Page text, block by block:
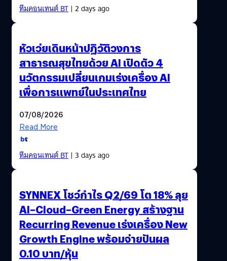
ทีมคอนเทนต์ BT| 2 days ago
หัวเว่ยเดินหน้าปฏิวัติวงการ
สาธารณสุขไทยด้วย AI เปิดตัว 4
นวัตกรรมเปลี่ยนเกมเร่งเครื่อง AI
เพื่อการแพทย์ในประเทศไทย
07/08/2026
Read More
ทีมคอนเทนต์ BT| 3 days ago
SYNNEX โชว์กำไร Q2/69 โต 18% ลุย
AI–Cloud–Green Energy สร้างฐาน
Recurring Revenue เร่งเครื่อง New
Growth Engine พร้อมจ่ายปันผล
0.10 บาท/หุ้น